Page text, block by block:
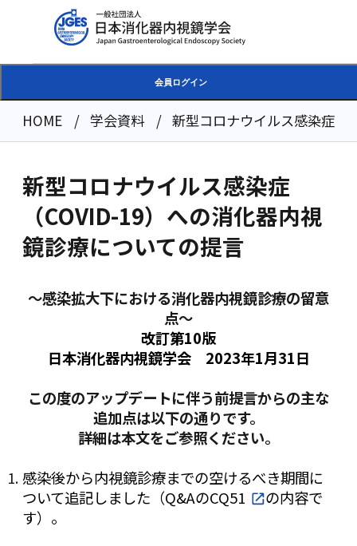
会員ログイン
HOME 学会資料 新型コロナウイルス感染症（
新型コロナウイルス感染症
（COVID-19）への消化器内視
鏡診療についての提言
〜感染拡大下における消化器内視鏡診療の留意
点〜
改訂第10版
日本消化器内視鏡学会 2023年1月31日
この度のアップデートに伴う前提言からの主な
追加点は以下の通りです。
詳細は本文をご参照ください。
感染後から内視鏡診療までの空けるべき期間に
ついて追記しました（Q&AのCQ51
の内容で
す）。